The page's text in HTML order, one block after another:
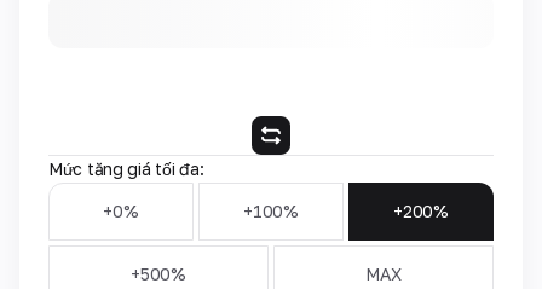
Mức tăng giá tối đa:
+0% +100% +200%
+500% MAX